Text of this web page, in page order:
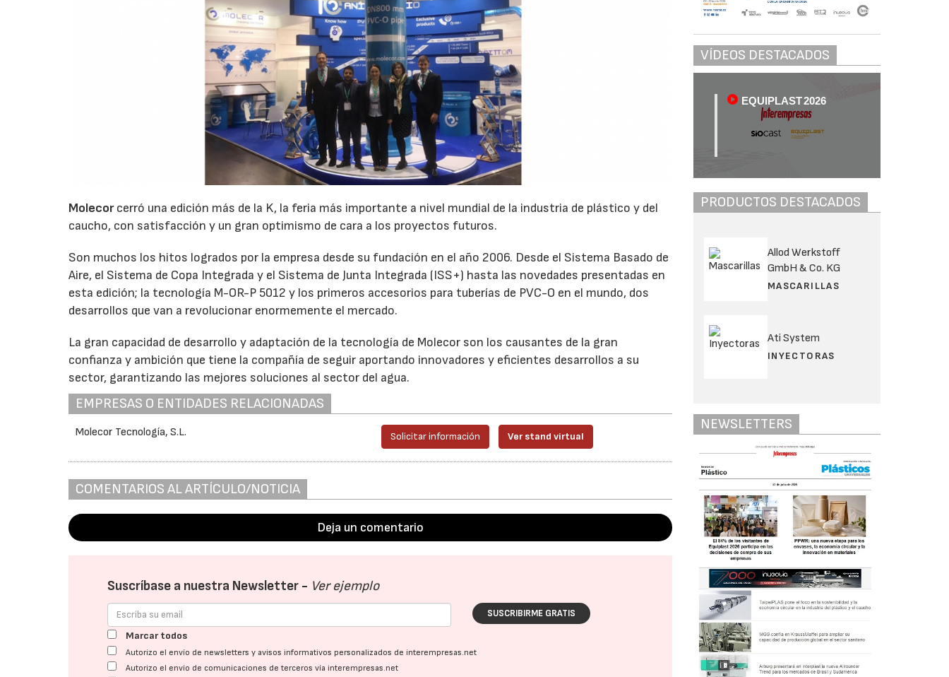
Molecorcerró una edición más de la K, la feria más importante a nivel mundial de la industria de plástico y del
caucho, con satisfacción y un gran optimismo de cara a los proyectos futuros.
Son muchos los hitos logrados por la empresa desde su fundación en el año 2006. Desde el Sistema Basado de
Aire, el Sistema de Copa Integrada y el Sistema de Junta Integrada (ISS+) hasta las novedades presentadas en
esta edición; la tecnología M-OR-P 5012 y los primeros accesorios para tuberías de PVC-O en el mundo, dos
desarrollos que van a revolucionar enormemente el mercado.
La gran capacidad de desarrollo y adaptación de la tecnología de Molecor son los causantes de la gran
confianza y ambición que tiene la compañía de seguir aportando innovadores y eficientes desarrollos a su
sector, garantizando las mejores soluciones al sector del agua.
EMPRESAS O ENTIDADES RELACIONADAS
Molecor Tecnología, S.L. Solicitar información Ver stand virtual
COMENTARIOS AL ARTÍCULO/NOTICIA
Deja un comentario
Suscríbase a nuestra Newsletter - Ver ejemplo
SUSCRIBIRME GRATIS
Marcar todos
Autorizo el envío de newsletters y avisos informativos personalizados de interempresas.net
Autorizo el envío de comunicaciones de terceros vía interempresas.net
VÍDEOS DESTACADOS
EQUIPLAST 2026
PRODUCTOS DESTACADOS
Allod Werkstoff
GmbH & Co. KG
MASCARILLAS
Ati System
INYECTORAS
NEWSLETTERS